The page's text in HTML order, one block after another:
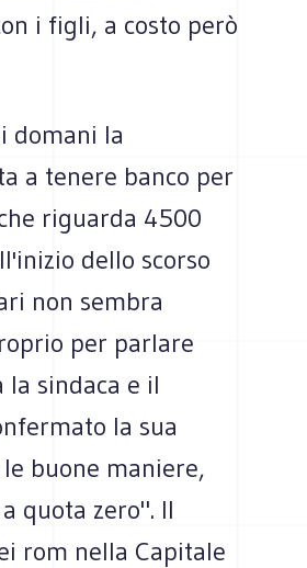
i figli, a costo però
domani la
a tenere banco per
riguarda 4500
dello scorso
non sembra
per parlare
sindaca e il
la sua
buone maniere,
quota zero". Il
rom nella Capitale